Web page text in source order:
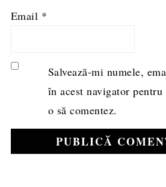
Email *
Salvează-mi numele,
în acest navigator
o să comentez.